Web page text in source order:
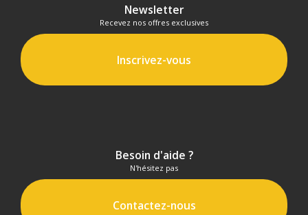
Newsletter
Recevez nos offres exclusives
Inscrivez-vous
Besoin d'aide ?
N'hésitez pas
Contactez-nous